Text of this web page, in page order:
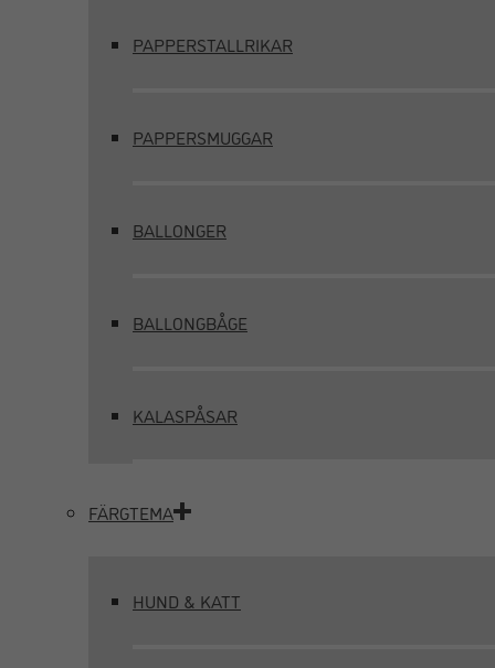
PAPPERSTALLRIKAR
PAPPERSMUGGAR
BALLONGER
BALLONGBÅGE
KALASPÅSAR
FÄRGTEMA
HUND & KATT